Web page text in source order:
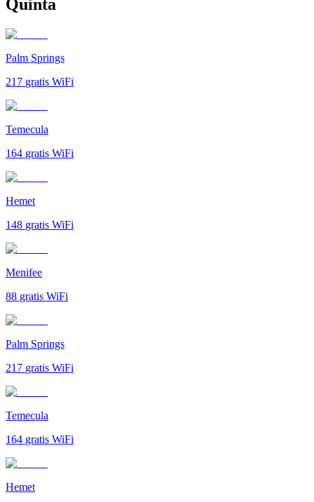
Quinta
Palm Springs
217 gratis WiFi
Temecula
164 gratis WiFi
Hemet
148 gratis WiFi
Menifee
88 gratis WiFi
Palm Springs
217 gratis WiFi
Temecula
164 gratis WiFi
Hemet